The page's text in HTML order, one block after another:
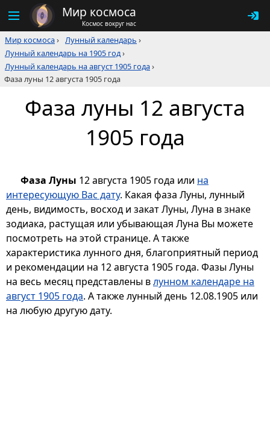
Мир космоса
Космос вокруг нас
Мир космоса› Лунный календарь ›
Лунный календарь на 1905 год›
Лунный календарь на август 1905 года›
Фаза луны 12 августа 1905 года
Фаза луны 12 августа
1905 года
Фаза Луны 12 августа 1905 года или на
интересующую Вас дату. Какая фаза Луны, лунный
день, видимость, восход и закат Луны, Луна в знаке
зодиака, растущая или убывающая Луна Вы можете
посмотреть на этой странице. А также
характеристика лунного дня, благоприятный период
и рекомендации на 12 августа 1905 года. Фазы Луны
на весь месяц представлены влунном календаре на
август 1905 года. А также лунный день 12.08.1905 или
на любую другую дату.